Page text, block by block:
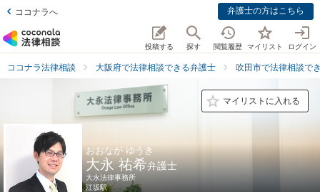
ココナラへ 弁護士の方はこちら
投稿する 探す 閲覧履歴 マイリスト ログイン
ココナラ法律相談 大阪府で法律相談できる弁護士 吹田市で法律相談で
マイリストに入れる
おおなが ゆうき
大永 祐希弁護士
大永法律事務所
江坂駅